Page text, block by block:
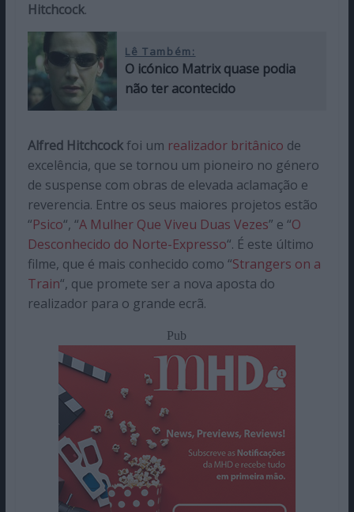
Hitchcock.
Lê Também:
O icónico Matrix quase podia
não ter acontecido
Alfred Hitchcockfoi um realizador britânico de
excelência, que se tornou um pioneiro no género
de suspense com obras de elevada aclamação e
reverencia. Entre os seus maiores projetos estão
“Psico“, “A Mulher Que Viveu Duas Vezes” e “O
Desconhecido do Norte-Expresso“. É este último
filme, que é mais conhecido como “Strangers on a
Train“, que promete ser a nova aposta do
realizador para o grande ecrã.
Pub